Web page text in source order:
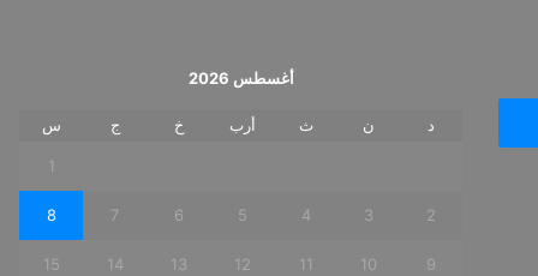
أغسطس 2026
د ن ث أرب خ ج س
1
2
3
4
5
6
7
8
9
10
11
12
13
14
15